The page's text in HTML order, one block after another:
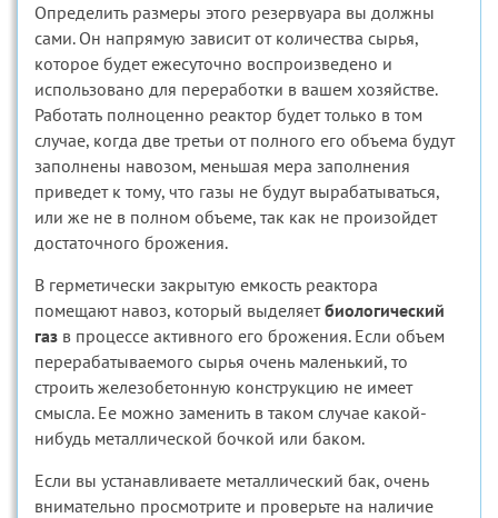
Определить размеры этого резервуара вы должны
сами. Он напрямую зависит от количества сырья,
которое будет ежесуточно воспроизведено и
использовано для переработки в вашем хозяйстве.
Работать полноценно реактор будет только в том
случае, когда две третьи от полного его объема будут
заполнены навозом, меньшая мера заполнения
приведет к тому, что газы не будут вырабатываться,
или же не в полном объеме, так как не произойдет
достаточного брожения.
В герметически закрытую емкость реактора
помещают навоз, который выделяетбиологический
газ в процессе активного его брожения. Если объем
перерабатываемого сырья очень маленький, то
строить железобетонную конструкцию не имеет
смысла. Ее можно заменить в таком случае какой-
нибудь металлической бочкой или баком.
Если вы устанавливаете металлический бак, очень
внимательно просмотрите и проверьте на наличие